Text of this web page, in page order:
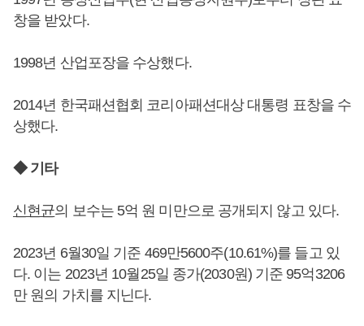
창을 받았다.
1998년 산업포장을 수상했다.
2014년 한국패션협회 코리아패션대상 대통령 표창을 수
상했다.
◆ 기타
신현균의 보수는 5억 원 미만으로 공개되지 않고 있다.
2023년 6월30일 기준 469만5600주(10.61%)를 들고 있
다. 이는 2023년 10월25일 종가(2030원) 기준 95억3206
만 원의 가치를 지닌다.